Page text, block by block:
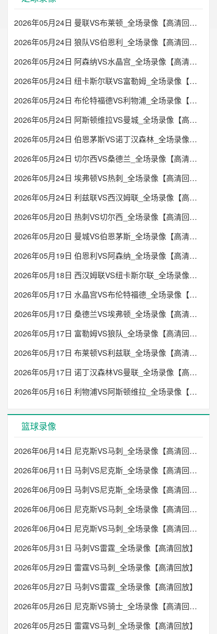
2026年05月24日 曼联VS布莱顿_全场录像【高清回放】
2026年05月24日 狼队VS伯恩利_全场录像【高清回放】
2026年05月24日 阿森纳VS水晶宫_全场录像【高清回放】
2026年05月24日 纽卡斯尔联VS富勒姆_全场录像【高清回放】
2026年05月24日 布伦特福德VS利物浦_全场录像【高清回放】
2026年05月24日 阿斯顿维拉VS曼城_全场录像【高清回放】
2026年05月24日 伯恩茅斯VS诺丁汉森林_全场录像【高清回放】
2026年05月24日 切尔西VS桑德兰_全场录像【高清回放】
2026年05月24日 埃弗顿VS热刺_全场录像【高清回放】
2026年05月24日 利兹联VS西汉姆联_全场录像【高清回放】
2026年05月20日 热刺VS切尔西_全场录像【高清回放】
2026年05月20日 曼城VS伯恩茅斯_全场录像【高清回放】
2026年05月19日 伯恩利VS阿森纳_全场录像【高清回放】
2026年05月18日 西汉姆联VS纽卡斯尔联_全场录像【高清回放】
2026年05月17日 水晶宫VS布伦特福德_全场录像【高清回放】
2026年05月17日 桑德兰VS埃弗顿_全场录像【高清回放】
2026年05月17日 富勒姆VS狼队_全场录像【高清回放】
2026年05月17日 布莱顿VS利兹联_全场录像【高清回放】
2026年05月17日 诺丁汉森林VS曼联_全场录像【高清回放】
2026年05月16日 利物浦VS阿斯顿维拉_全场录像【高清回放】
篮球录像
2026年06月14日 尼克斯VS马刺_全场录像【高清回放】
2026年06月11日 马刺VS尼克斯_全场录像【高清回放】
2026年06月09日 马刺VS尼克斯_全场录像【高清回放】
2026年06月06日 尼克斯VS马刺_全场录像【高清回放】
2026年06月04日 尼克斯VS马刺_全场录像【高清回放】
2026年05月31日 马刺VS雷霆_全场录像【高清回放】
2026年05月29日 雷霆VS马刺_全场录像【高清回放】
2026年05月27日 马刺VS雷霆_全场录像【高清回放】
2026年05月26日 尼克斯VS骑士_全场录像【高清回放】
2026年05月25日 雷霆VS马刺_全场录像【高清回放】